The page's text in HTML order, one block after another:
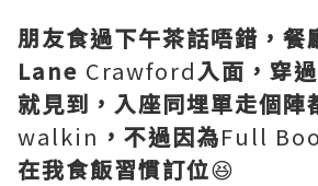
朋友食過下午茶話唔錯，餐
Lane Crawford入面，穿
就見到，入座同埋單走個陣
walkin ，不過因為Full
在我食飯習慣訂位😆